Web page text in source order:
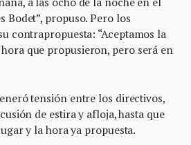
Bodet”, propuso. Pero los
contrapropuesta: “Aceptamos la
que propusieron, pero será en
tensión entre los directivos,
de estira y afloja, hasta que
y la hora ya propuesta.